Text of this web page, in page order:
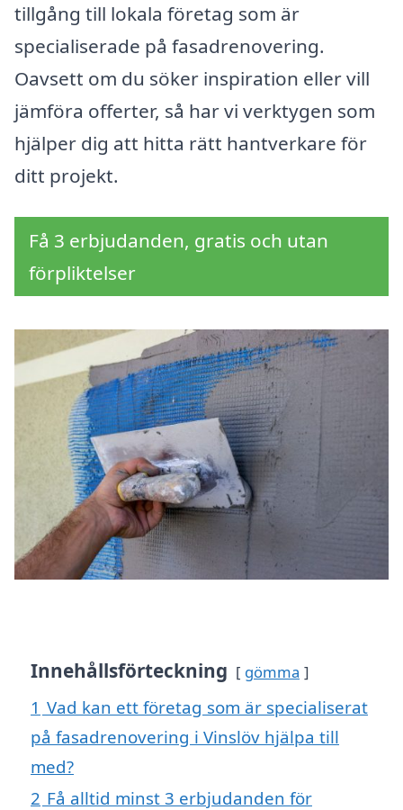
tillgång till lokala företag som är
specialiserade på fasadrenovering.
Oavsett om du söker inspiration eller vill
jämföra offerter, så har vi verktygen som
hjälper dig att hitta rätt hantverkare för
ditt projekt.
Få 3 erbjudanden, gratis och utan
förpliktelser
Innehållsförteckning gömma
1 Vad kan ett företag som är specialiserat
på fasadrenovering i Vinslöv hjälpa till
med?
2 Få alltid minst 3 erbjudanden för